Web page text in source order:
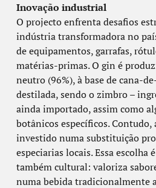
Inovação industrial
O projecto enfrenta desafios
indústria transformadora no
de equipamentos, garrafas,
matérias-primas. O gin é
neutro (96%), à base de cana-
destilada, sendo o zimbro –
ainda importado, assim como
botânicos específicos. Contudo,
investido numa substituição
especiarias locais. Essa escolha
também cultural: valoriza
numa bebida tradicionalmente